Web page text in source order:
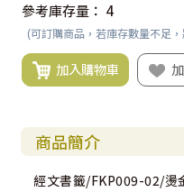
參考庫存量： 4
(可訂購商品，若庫存數量不足
加入購物車
商品簡介
經文書籤/FKP009-02/燙